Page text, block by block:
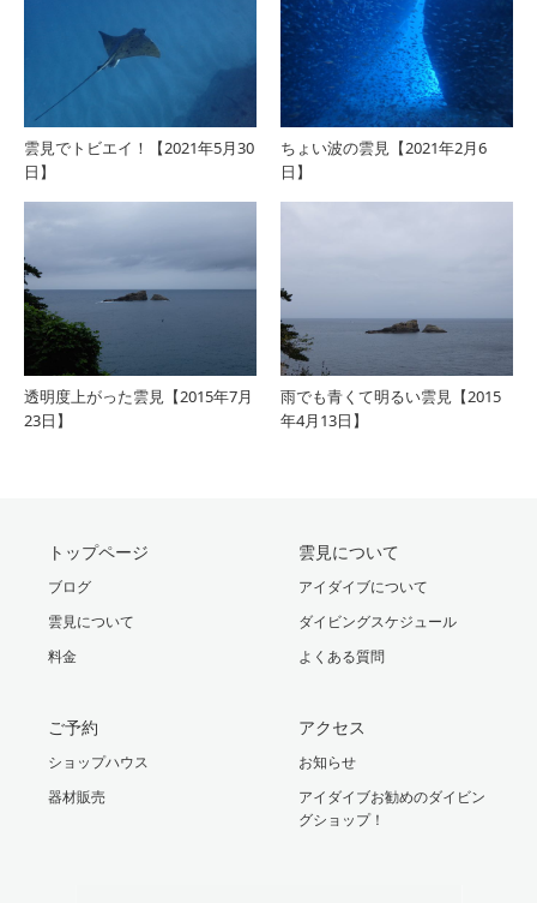
雲見でトビエイ！【2021年5月30
日】
ちょい波の雲見【2021年2月6
日】
透明度上がった雲見【2015年7月
23日】
雨でも青くて明るい雲見【2015
年4月13日】
トップページ
ブログ
雲見について
料金
雲見について
アイダイブについて
ダイビングスケジュール
よくある質問
ご予約
ショップハウス
器材販売
アクセス
お知らせ
アイダイブお勧めのダイビン
グショップ！